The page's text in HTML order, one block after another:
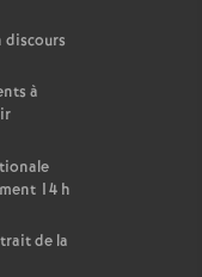
discours
à
14 h
de la